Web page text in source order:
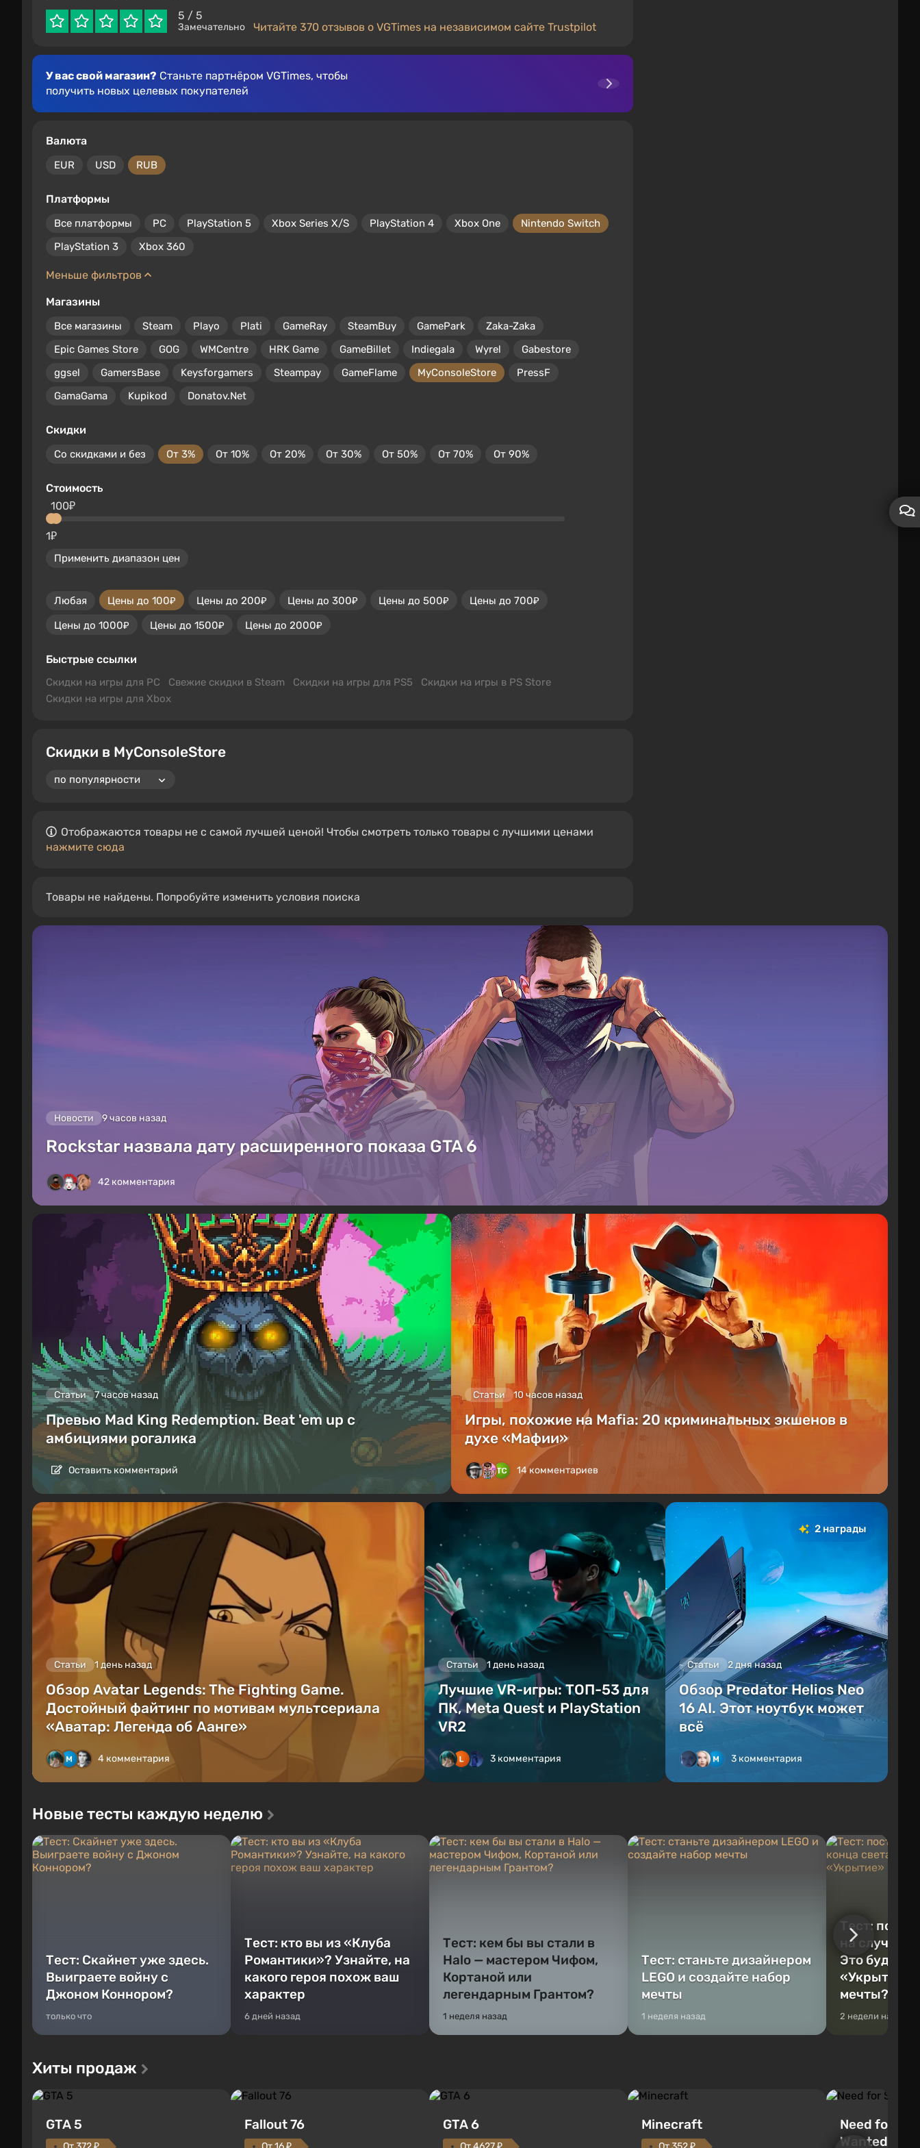
5 / 5
Замечательно Читайте 370 отзывов о VGTimes на независимом сайте Trustpilot
У вас свой магазин? Станьте партнёром VGTimes, чтобы
получить новых целевых покупателей
Валюта
EUR USD RUB
Платформы
Все платформы PC PlayStation 5 Xbox Series X/S PlayStation 4 Xbox One
Nintendo Switch
PlayStation 3
Xbox 360
Меньше фильтров
Магазины
Все магазины Steam Playo Plati GameRay SteamBuy GamePark
Zaka-Zaka
Epic Games Store
GOG WMCentre HRK Game GameBillet Indiegala Wyrel
Gabestore
ggsel
GamersBase Keysforgamers Steampay GameFlame MyConsoleStore
PressF
GamaGama
Kupikod Donatov.Net
Скидки
Со скидками и без От 3% От 10% От 20% От 30% От 50% От 70% От 90%
Стоимость
1₽
100₽
Применить диапазон цен
Любая Цены до 100₽ Цены до 200₽ Цены до 300₽ Цены до 500₽
Цены до 700₽
Цены до 1000₽
Цены до 1500₽ Цены до 2000₽
Быстрые ссылки
Скидки на игры для PC Свежие скидки в Steam Скидки на игры для PS5
Скидки на игры в PS Store
Скидки на игры для Xbox
Скидки в MyConsoleStore
Отображаются товары не с самой лучшей ценой! Чтобы смотреть только товары с лучшими ценами
нажмите сюда
Товары не найдены. Попробуйте изменить условия поиска
Новости 9 часов назад
Rockstar назвала дату расширенного показа GTA 6
42 комментария
Статьи 7 часов назад
Превью Mad King Redemption. Beat 'em up с
амбициями рогалика
Оставить комментарий
Статьи 10 часов назад
Игры, похожие на Mafia: 20 криминальных экшенов в
духе «Мафии»
14 комментариев
Статьи 1 день назад
Обзор Avatar Legends: The Fighting Game.
Достойный файтинг по мотивам мультсериала
«Аватар: Легенда об Аанге»
4 комментария
Статьи 1 день назад
Лучшие VR-игры: ТОП-53 для
ПК, Meta Quest и PlayStation
VR2
3 комментария
2 награды
Статьи 2 дня назад
Обзор Predator Helios Neo
16 AI. Этот ноутбук может
всё
3 комментария
Новые тесты каждую неделю
Тест: Скайнет уже здесь.
Выиграете войну с
Джоном Коннором?
только что
Тест: кто вы из «Клуба
Романтики»? Узнайте, на
какого героя похож ваш
характер
6 дней назад
Тест: кем бы вы стали в
Halo — мастером Чифом,
Кортаной или
легендарным Грантом?
1 неделя назад
Тест: станьте дизайнером
LEGO и создайте набор
мечты
1 неделя назад
Тест:
на случай
Это будет
«Укрытие»
мечты?
2 недели назад
Хиты продаж
GTA 5 Fallout 76 GTA 6 Minecraft
Need for
Wanted